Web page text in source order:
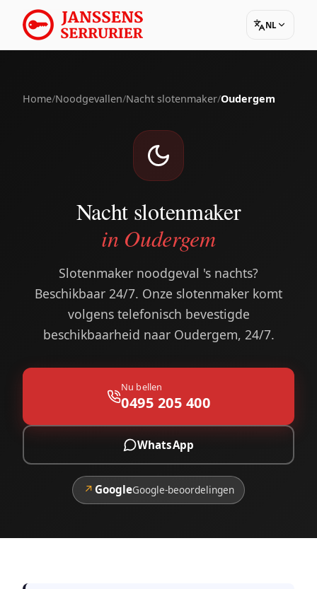
NL
Home/Noodgevallen/Nacht slotenmaker/Oudergem
Nacht slotenmaker
in Oudergem
Slotenmaker noodgeval 's nachts?
Beschikbaar 24/7. Onze slotenmaker komt
volgens telefonisch bevestigde
beschikbaarheid naar Oudergem, 24/7.
Nu bellen
0495 205 400
WhatsApp
↗ GoogleGoogle-beoordelingen